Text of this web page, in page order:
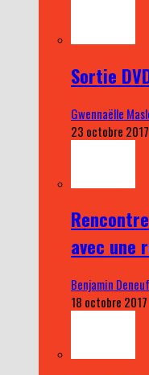
Sortie
Gwennaëlle
23 octobre 2017
avec une
Benjamin
18 octobre 2017